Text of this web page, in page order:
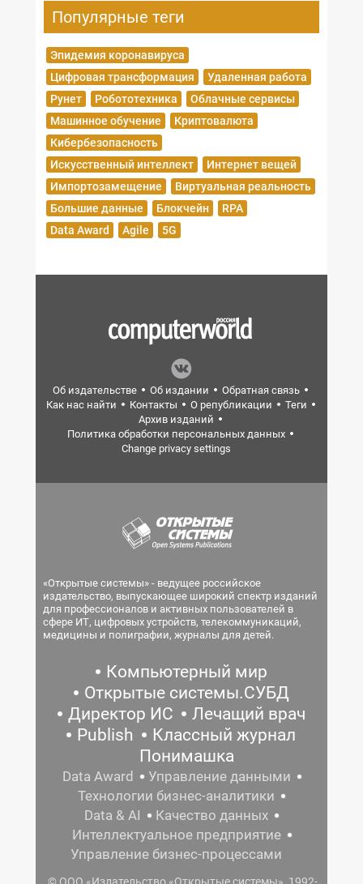
Популярные теги
Эпидемия коронавируса
Цифровая трансформация
Удаленная работа
Рунет
Робототехника
Облачные сервисы
Машинное обучение
Криптовалюта
Кибербезопасность
Искусственный интеллект
Интернет вещей
Импортозамещение
Виртуальная реальность
Большие данные
Блокчейн
RPA
Data Award
Agile 5G
Об издательстве Об издании
Обратная связь
Как нас найти
Контакты О републикации
Теги
Архив изданий
Политика обработки персональных данных
Change privacy settings
«Открытые системы» - ведущее российское
издательство, выпускающее широкий спектр изданий
для профессионалов и активных пользователей в
сфере ИТ, цифровых устройств, телекоммуникаций,
медицины и полиграфии, журналы для детей.
Компьютерный мир
Открытые системы.СУБД
Директор ИС
Лечащий врач
Publish
Классный журнал
Понимашка
Data Award
Управление данными
Технологии бизнес-аналитики
Data & AI
Качество данных
Интеллектуальное предприятие
Управление бизнес-процессами